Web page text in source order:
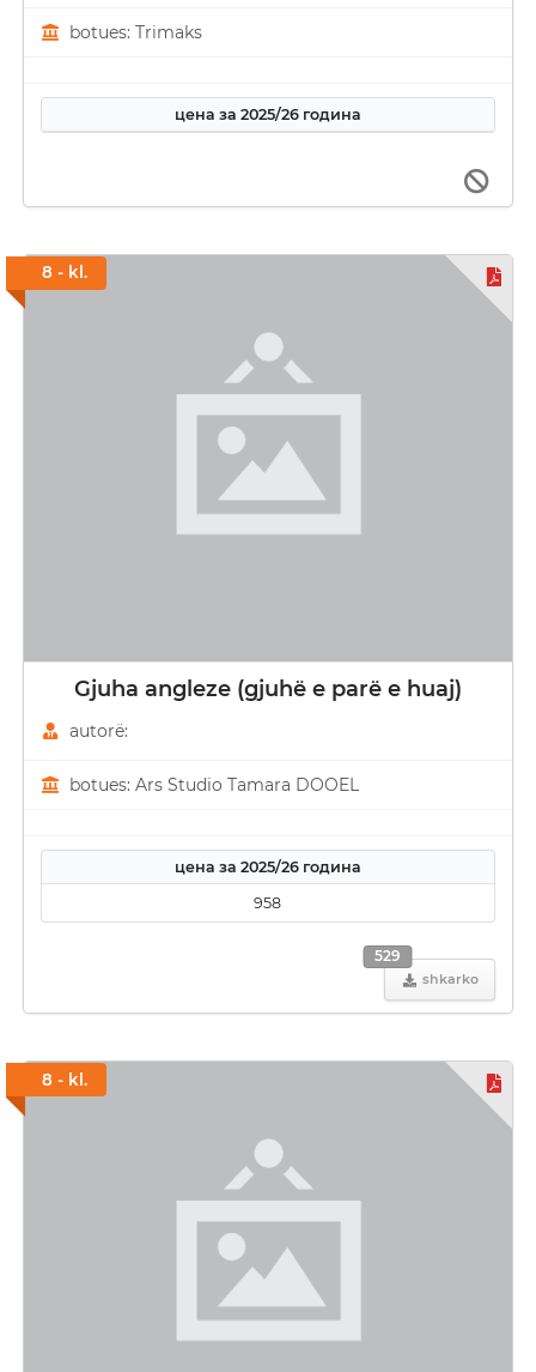
botues: Trimaks
цена за 2025/26 година
8 - kl.
Gjuha angleze (gjuhë e parë e huaj)
autorë:
botues: Ars Studio Tamara DOOEL
цена за 2025/26 година
958
shkarko
529
8 - kl.